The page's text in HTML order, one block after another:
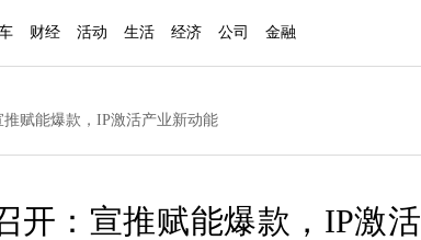
财经 活动 生活 经济 公司 金融
赋能爆款，IP激活产业新动能
开：宣推赋能爆款，IP激活